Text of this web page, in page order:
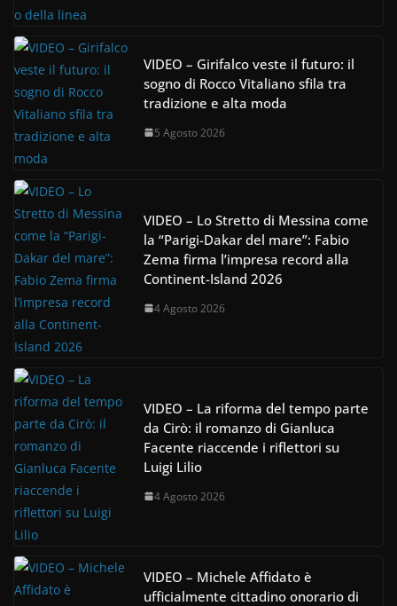
VIDEO – Girifalco veste il futuro: il
sogno di Rocco Vitaliano sfila tra
tradizione e alta moda
5 Agosto 2026
VIDEO – Lo Stretto di Messina come
la “Parigi-Dakar del mare”: Fabio
Zema firma l’impresa record alla
Continent-Island 2026
4 Agosto 2026
VIDEO – La riforma del tempo parte
da Cirò: il romanzo di Gianluca
Facente riaccende i riflettori su
Luigi Lilio
4 Agosto 2026
VIDEO – Michele Affidato è
ufficialmente cittadino onorario di